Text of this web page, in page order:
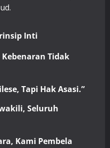
Inti
Tidak
Tapi Hak Asasi.”
Seluruh
Kami Pembela